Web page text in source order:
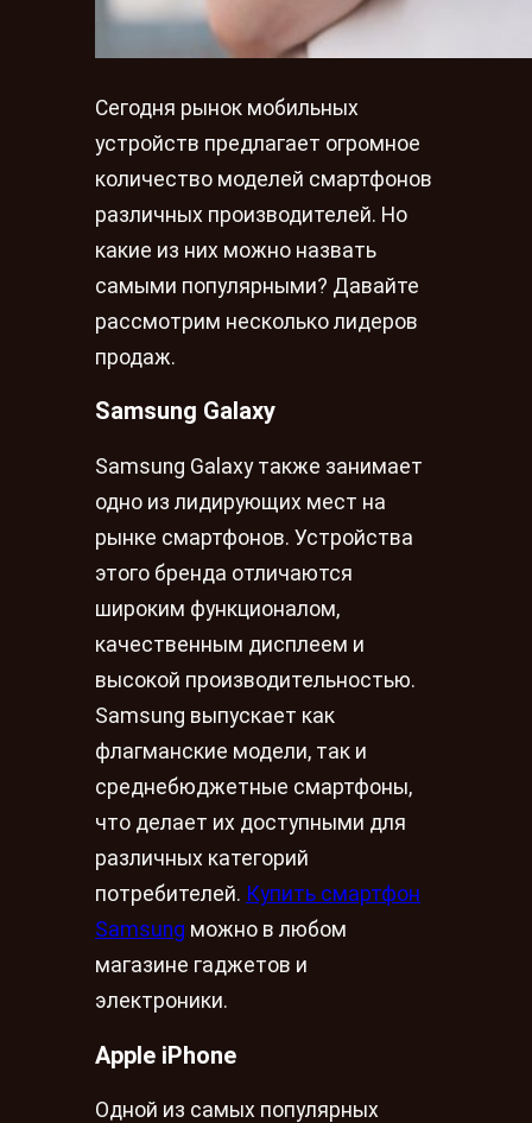
Сегодня рынок мобильных
устройств предлагает огромное
количество моделей смартфонов
различных производителей. Но
какие из них можно назвать
самыми популярными? Давайте
рассмотрим несколько лидеров
продаж.
Samsung Galaxy
Samsung Galaxy также занимает
одно из лидирующих мест на
рынке смартфонов. Устройства
этого бренда отличаются
широким функционалом,
качественным дисплеем и
высокой производительностью.
Samsung выпускает как
флагманские модели, так и
среднебюджетные смартфоны,
что делает их доступными для
различных категорий
потребителей. Купить смартфон
Samsung можно в любом
магазине гаджетов и
электроники.
Apple iPhone
Одной из самых популярных